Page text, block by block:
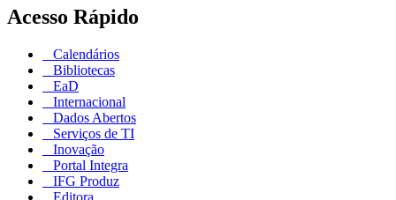
Acesso Rápido
Calendários
Bibliotecas
EaD
Internacional
Dados Abertos
Serviços de TI
Inovação
Portal Integra
IFG Produz
Editora